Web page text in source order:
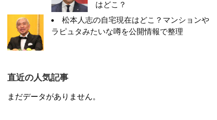
はどこ？
松本人志の自宅現在はどこ？マンションや
ラピュタみたいな噂を公開情報で整理
直近の人気記事
まだデータがありません。